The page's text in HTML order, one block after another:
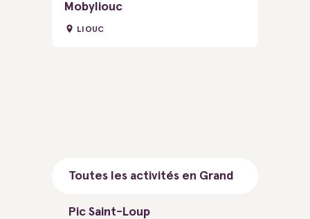
Mobyliouc
LIOUC
Toutes les activités en Grand
Pic Saint-Loup